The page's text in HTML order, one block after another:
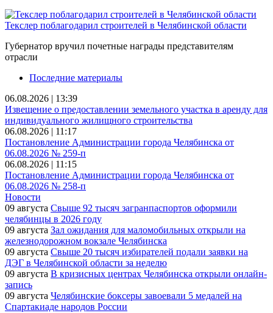
Текслер поблагодарил строителей в Челябинской области
Губернатор вручил почетные награды представителям
отрасли
Последние материалы
06.08.2026 | 13:39
Извещение о предоставлении земельного участка в аренду для
индивидуального жилищного строительства
06.08.2026 | 11:17
Постановление Администрации города Челябинска от
06.08.2026 № 259-п
06.08.2026 | 11:15
Постановление Администрации города Челябинска от
06.08.2026 № 258-п
Новости
09 августа Свыше 92 тысяч загранпаспортов оформили
челябинцы в 2026 году
09 августа Зал ожидания для маломобильных открыли на
железнодорожном вокзале Челябинска
09 августа Свыше 20 тысяч избирателей подали заявки на
ДЭГ в Челябинской области за неделю
09 августа В кризисных центрах Челябинска открыли онлайн-
запись
09 августа Челябинские боксеры завоевали 5 медалей на
Спартакиаде народов России